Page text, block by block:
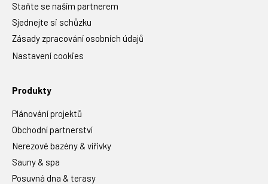
Staňte se naším partnerem
Sjednejte si schůzku
Zásady zpracování osobních údajů
Nastavení cookies
Produkty
Plánování projektů
Obchodní partnerství
Nerezové bazény & vířivky
Sauny & spa
Posuvná dna & terasy